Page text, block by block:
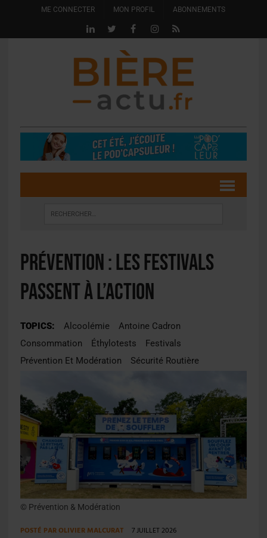
ME CONNECTER MON PROFIL ABONNEMENTS
Prévention : les festivals
passent à l’action
TOPICS: Alcoolémie
Antoine Cadron
Consommation
Éthylotests
Festivals
Prévention Et Modération
Sécurité Routière
© Prévention & Modération
POSTÉ PAROLIVIER MALCURAT 7 JUILLET 2026